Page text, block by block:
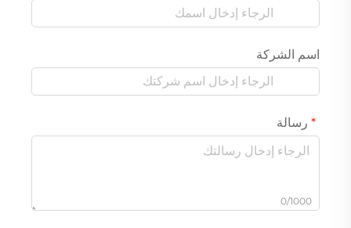
اسم الشركة
رسالة
0/1000